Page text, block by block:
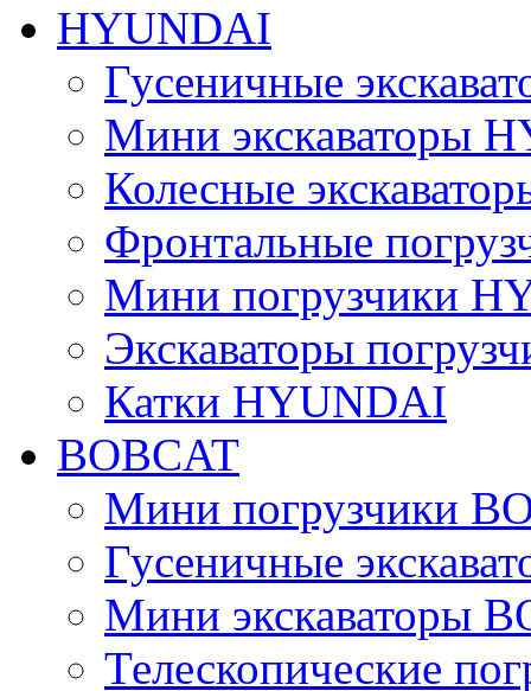
HYUNDAI
Гусеничные
Мини экскаваторы
Колесные
Фронтальные
Мини погрузчики
Экскаваторы
Катки HYUNDAI
BOBCAT
Мини погрузчики
Гусеничные
Мини экскаваторы
Телескопические